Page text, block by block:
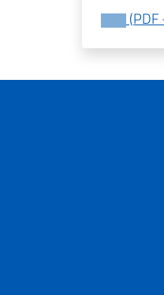
(PDF